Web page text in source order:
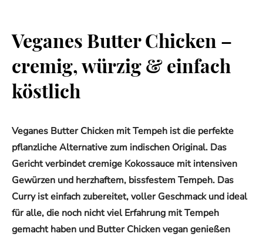
Veganes Butter Chicken –
cremig, würzig & einfach
köstlich
Veganes Butter Chicken mit Tempeh ist die perfekte
pflanzliche Alternative zum indischen Original. Das
Gericht verbindet cremige Kokossauce mit intensiven
Gewürzen und herzhaftem, bissfestem Tempeh. Das
Curry ist einfach zubereitet, voller Geschmack und ideal
für alle, die noch nicht viel Erfahrung mit Tempeh
gemacht haben und Butter Chicken vegan genießen